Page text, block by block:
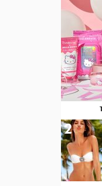
2